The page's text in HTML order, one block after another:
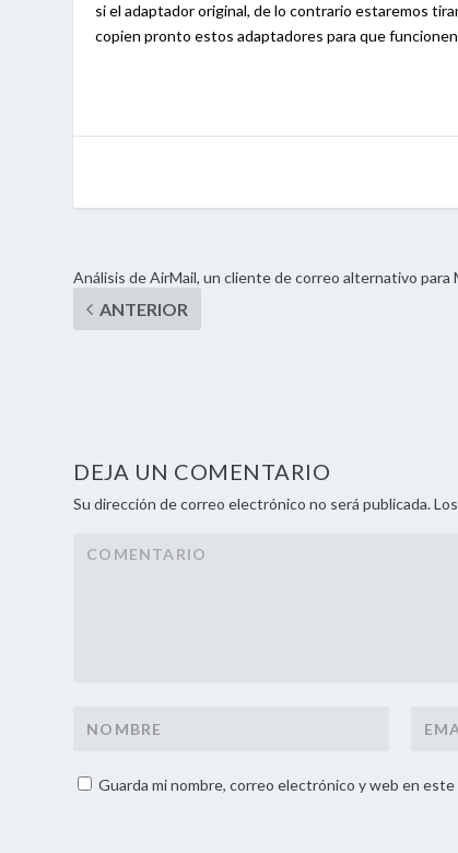
si el adaptador original, de lo contrario estaremos
copien pronto estos adaptadores para que
Análisis de AirMail, un cliente de correo alternativo para
DEJA UN COMENTARIO
Su dirección de correo electrónico no será publicada.
Guarda mi nombre, correo electrónico y web en